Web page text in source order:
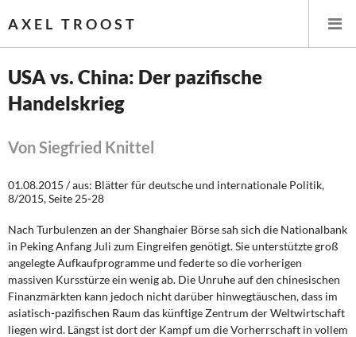
AXEL TROOST
Startseite
Themen
Leitlinien linker Wirtschafts- und Finanzpolitik
Steuer- und Finanzpolitik
Öffentliche Infrastruktur und Daseinsvorsorge
Eurokrise und Griechenland
USA vs. China: Der pazifische
Handelskrieg
Von Siegfried Knittel
01.08.2015 / aus: Blätter für deutsche und internationale Politik,
8/2015, Seite 25-28
Nach Turbulenzen an der Shanghaier Börse sah sich die Nationalbank
in Peking Anfang Juli zum Eingreifen genötigt. Sie unterstützte groß
angelegte Aufkaufprogramme und federte so die vorherigen
massiven Kursstürze ein wenig ab. Die Unruhe auf den chinesischen
Finanzmärkten kann jedoch nicht darüber hinwegtäuschen, dass im
asiatisch-pazifischen Raum das künftige Zentrum der Weltwirtschaft
liegen wird. Längst ist dort der Kampf um die Vorherrschaft in vollem